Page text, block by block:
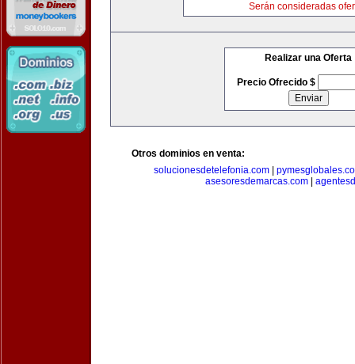
Serán consideradas
Realizar una Oferta
Precio Ofrecido $
Otros dominios en venta:
solucionesdetelefonia.com|
asesoresdemarcas.com